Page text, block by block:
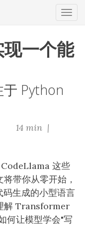
一个能
Python
14 min |
这些
带你从零开始，
生成的小型语言
解 Transformer
何让模型学会"写